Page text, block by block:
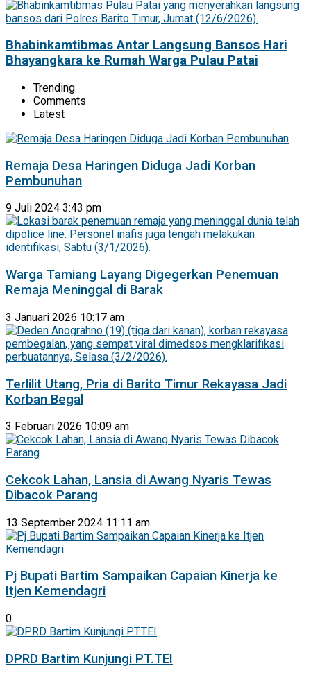
Bhabinkamtibmas Antar Langsung Bansos Hari
Bhayangkara ke Rumah Warga Pulau Patai
Trending
Comments
Latest
Remaja Desa Haringen Diduga Jadi Korban
Pembunuhan
9 Juli 2024 3:43 pm
Warga Tamiang Layang Digegerkan Penemuan
Remaja Meninggal di Barak
3 Januari 2026 10:17 am
Terlilit Utang, Pria di Barito Timur Rekayasa Jadi
Korban Begal
3 Februari 2026 10:09 am
Cekcok Lahan, Lansia di Awang Nyaris Tewas
Dibacok Parang
13 September 2024 11:11 am
Pj Bupati Bartim Sampaikan Capaian Kinerja ke
Itjen Kemendagri
0
DPRD Bartim Kunjungi PT.TEI